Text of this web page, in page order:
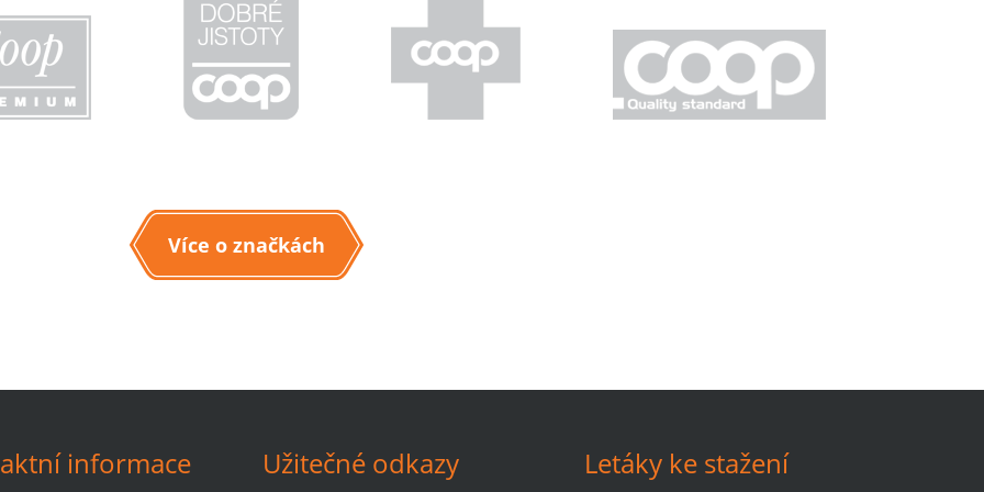
Více o značkách
informace Užitečné odkazy Letáky ke stažení